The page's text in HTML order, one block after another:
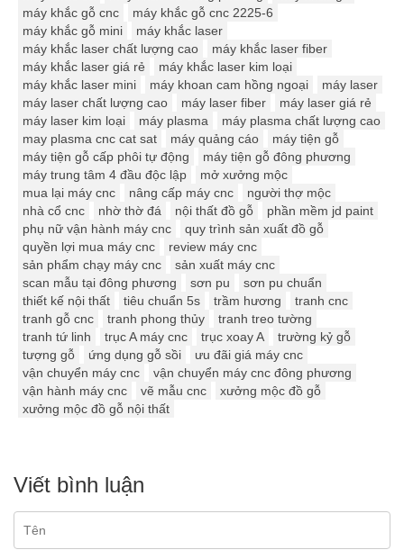
máy khắc gỗ cnc
máy khắc gỗ cnc 2225-6
máy khắc gỗ mini
máy khắc laser
máy khắc laser chất lượng cao
máy khắc laser fiber
máy khắc laser giá rẻ
máy khắc laser kim loại
máy khắc laser mini
máy khoan cam hồng ngoại
máy laser
máy laser chất lượng cao
máy laser fiber
máy laser giá rẻ
máy laser kim loại
máy plasma
máy plasma chất lượng cao
may plasma cnc cat sat
máy quảng cáo
máy tiện gỗ
máy tiện gỗ cấp phôi tự động
máy tiện gỗ đông phương
máy trung tâm 4 đầu độc lập
mở xưởng mộc
mua lại máy cnc
nâng cấp máy cnc
người thợ mộc
nhà cổ cnc
nhờ thờ đá nội thất đồ gỗ
phần mềm jd paint
phụ nữ vận hành máy cnc
quy trình sản xuất đồ gỗ
quyền lợi mua máy cnc
review máy cnc
sản phẩm chạy máy cnc
sản xuất máy cnc
scan mẫu tại đông phương
sơn pu
sơn pu chuẩn
thiết kế nội thất
tiêu chuẩn 5s trầm hương
tranh cnc
tranh gỗ cnc
tranh phong thủy
tranh treo tường
tranh tứ linh
trục A máy cnc trục xoay A
trường kỷ gỗ
tượng gỗ
ứng dụng gỗ sồi
ưu đãi giá máy cnc
vận chuyển máy cnc
vận chuyển máy cnc đông phương
vận hành máy cnc
vẽ mẫu cnc
xưởng mộc đồ gỗ
xưởng mộc đồ gỗ nội thất
Viết bình luận